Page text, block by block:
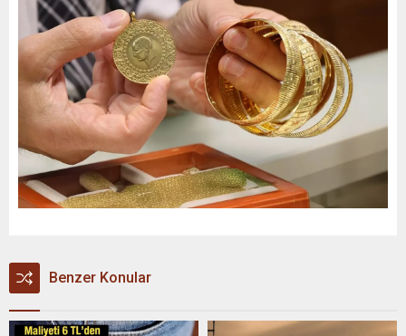
Benzer Konular